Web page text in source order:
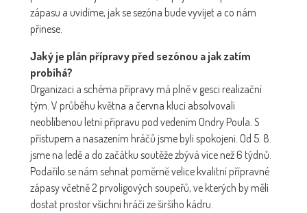
zápasu a uvidíme, jak se sezóna bude vyvíjet a co nám
přinese.
Jaký je plán přípravy před sezónou a jak zatím
probíhá?
Organizaci a schéma přípravy má plně v gesci realizační
tým. V průběhu května a června kluci absolvovali
neoblíbenou letní přípravu pod vedením Ondry Poula. S
přístupem a nasazením hráčů jsme byli spokojeni. Od 5. 8.
jsme na ledě a do začátku soutěže zbývá více než 6 týdnů.
Podařilo se nám sehnat poměrně velice kvalitní přípravné
zápasy včetně 2 prvoligových soupeřů, ve kterých by měli
dostat prostor všichni hráči ze širšího kádru.